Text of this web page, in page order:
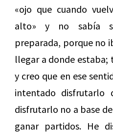
«ojo que cuando
alto» y no sabía
preparada, porque no
llegar a donde
y creo que en ese
intentado disfrutarlo
disfrutarlo no a base
ganar partidos. He